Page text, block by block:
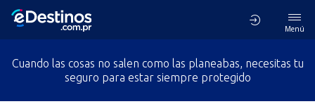
Menú
Cuando las cosas no salen como las planeabas, necesitas tu
seguro para estar siempre protegido